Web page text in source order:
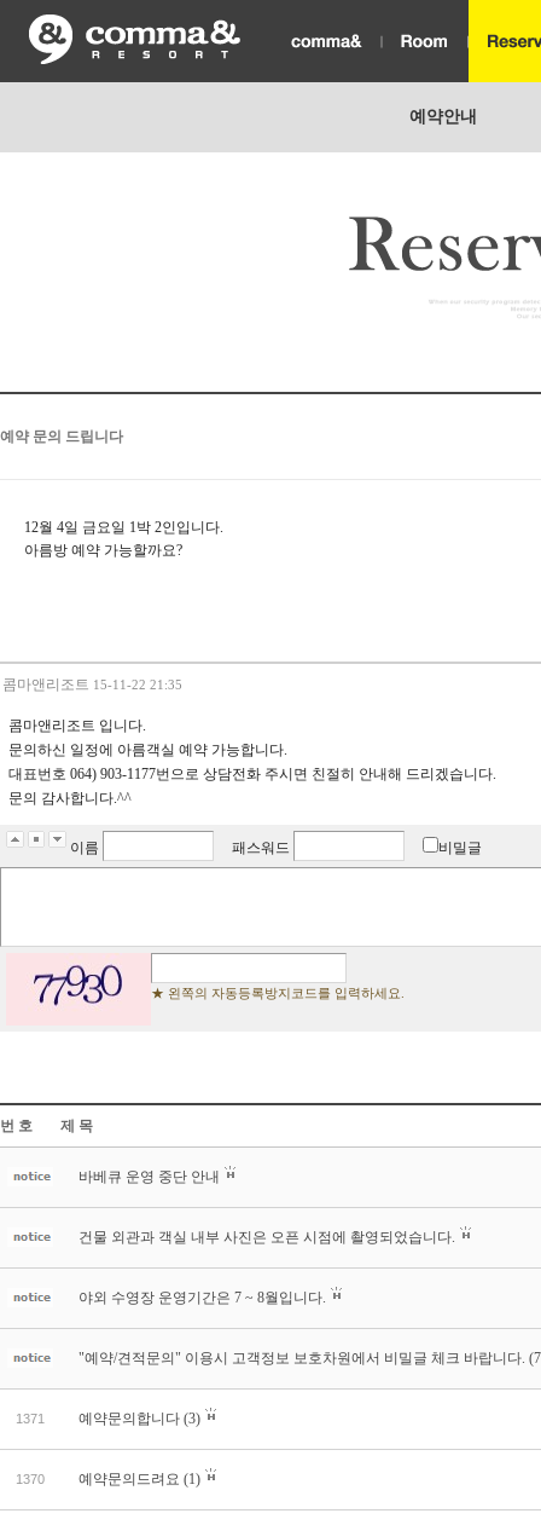
예약안내
예약 문의 드립니다
12월 4일 금요일 1박 2인입니다.
아름방 예약 가능할까요?
콤마앤리조트 15-11-22 21:35
콤마앤리조트 입니다.
문의하신 일정에 아름객실 예약 가능합니다.
대표번호 064) 903-1177번으로 상담전화 주시면 친절히 안내해 드리겠습니다.
문의 감사합니다.^^
이름 패스워드 비밀글
★ 왼쪽의 자동등록방지코드를 입력하세요.
번 호 제 목
바베큐 운영 중단 안내
건물 외관과 객실 내부 사진은 오픈 시점에 촬영되었습니다.
야외 수영장 운영기간은 7 ~ 8월입니다.
"예약/견적문의" 이용시 고객정보 보호차원에서 비밀글 체크 바랍니다.
1371 예약문의합니다 (3)
1370 예약문의드려요 (1)